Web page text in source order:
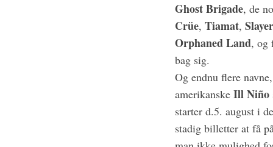
Ghost Brigade, de
Crüe, Tiamat, Slayer
Orphaned Land, og
bag sig.
Og endnu flere
amerikanske IllNiño
starter d.5. august i
stadig billetter at få